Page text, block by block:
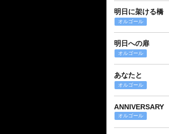
明日に架ける橋
オルゴール
明日への扉
オルゴール
あなたと
オルゴール
ANNIVERSARY
オルゴール